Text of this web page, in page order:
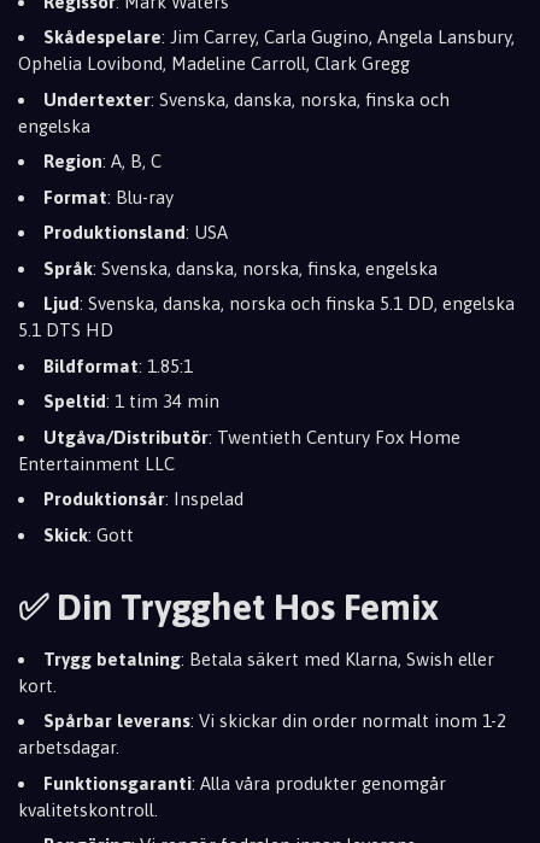
Skådespelare: Jim Carrey, Carla Gugino, Angela Lansbury,
Ophelia Lovibond, Madeline Carroll, Clark Gregg
Undertexter: Svenska, danska, norska, finska och
engelska
Region: A, B, C
Format: Blu-ray
Produktionsland: USA
Språk: Svenska, danska, norska, finska, engelska
Ljud: Svenska, danska, norska och finska 5.1 DD, engelska
5.1 DTS HD
Bildformat: 1.85:1
Speltid: 1 tim 34 min
Utgåva/Distributör: Twentieth Century Fox Home
Entertainment LLC
Produktionsår: Inspelad
Skick: Gott
✅ Din Trygghet Hos Femix
Trygg betalning: Betala säkert med Klarna, Swish eller
kort.
Spårbar leverans: Vi skickar din order normalt inom 1-2
arbetsdagar.
Funktionsgaranti: Alla våra produkter genomgår
kvalitetskontroll.